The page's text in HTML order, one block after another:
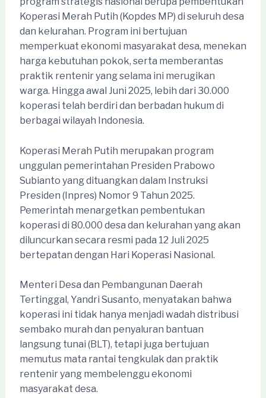
Koperasi Merah Putih (Kopdes MP) di seluruh desa
dan kelurahan. Program ini bertujuan
memperkuat ekonomi masyarakat desa, menekan
harga kebutuhan pokok, serta memberantas
praktik rentenir yang selama ini merugikan
warga. Hingga awal Juni 2025, lebih dari 30.000
koperasi telah berdiri dan berbadan hukum di
berbagai wilayah Indonesia.
Koperasi Merah Putih merupakan program
unggulan pemerintahan Presiden Prabowo
Subianto yang dituangkan dalam Instruksi
Presiden (Inpres) Nomor 9 Tahun 2025.
Pemerintah menargetkan pembentukan
koperasi di 80.000 desa dan kelurahan yang akan
diluncurkan secara resmi pada 12 Juli 2025
bertepatan dengan Hari Koperasi Nasional.
Menteri Desa dan Pembangunan Daerah
Tertinggal, Yandri Susanto, menyatakan bahwa
koperasi ini tidak hanya menjadi wadah distribusi
sembako murah dan penyaluran bantuan
langsung tunai (BLT), tetapi juga bertujuan
memutus mata rantai tengkulak dan praktik
rentenir yang membelenggu ekonomi
masyarakat desa.